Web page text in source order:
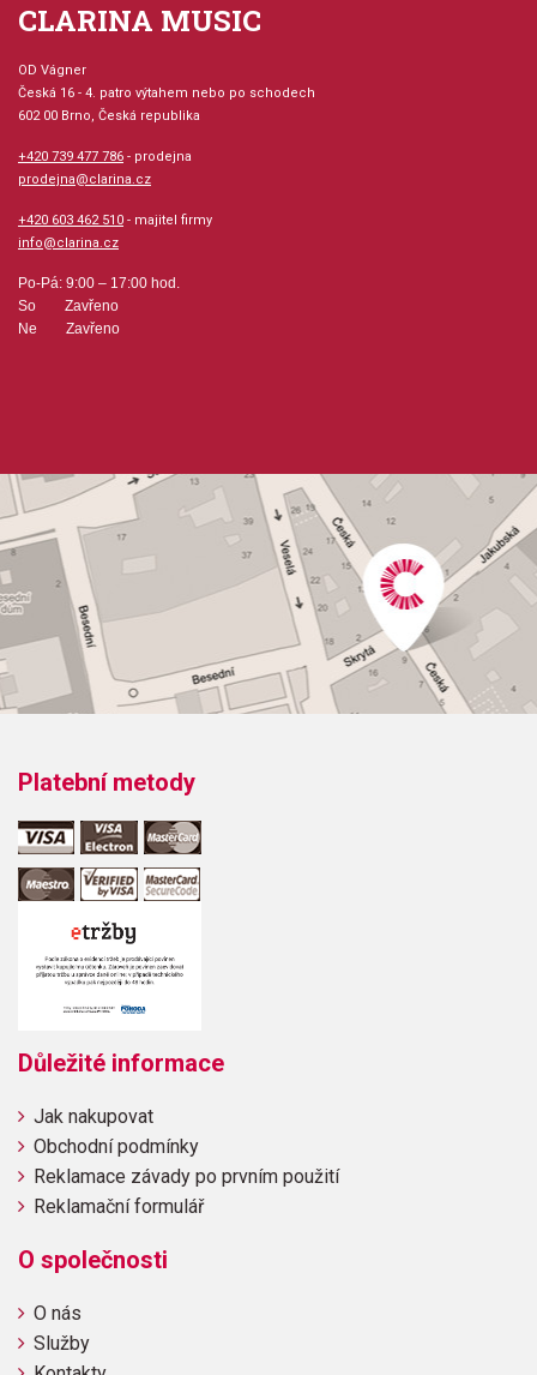
CLARINA MUSIC
OD Vágner
Česká 16 - 4. patro výtahem nebo po schodech
602 00 Brno, Česká republika
+420 739 477 786 - prodejna
prodejna@clarina.cz
+420 603 462 510 - majitel firmy
info@clarina.cz
Po-Pá: 9:00 – 17:00 hod.
So Zavřeno
Ne Zavřeno
Platební metody
Důležité informace
Jak nakupovat
Obchodní podmínky
Reklamace závady po prvním použití
Reklamační formulář
O společnosti
O nás
Služby